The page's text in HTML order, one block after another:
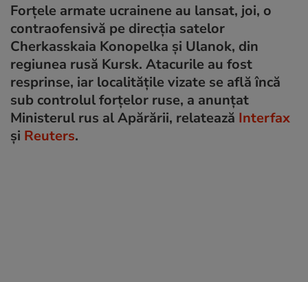
Forțele armate ucrainene au lansat, joi, o
contraofensivă pe direcția satelor
Cherkasskaia Konopelka și Ulanok, din
regiunea rusă Kursk. Atacurile au fost
resprinse, iar localitățile vizate se află încă
sub controlul forțelor ruse, a anunțat
Ministerul rus al Apărării, relatează Interfax
și Reuters.